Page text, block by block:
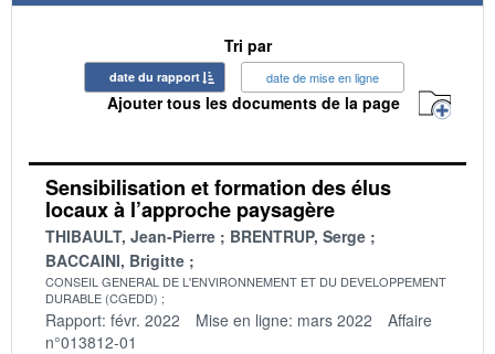
Tri par
date du rapport date de mise en ligne
Ajouter tous les documents de la page
Sensibilisation et formation des élus
locaux à l’approche paysagère
THIBAULT, Jean-Pierre
BRENTRUP, Serge
BACCAINI, Brigitte
CONSEIL GENERAL DE L'ENVIRONNEMENT ET DU DEVELOPPEMENT
DURABLE (CGEDD)
Rapport: févr. 2022 Mise en ligne: mars 2022
Affaire
n°013812-01